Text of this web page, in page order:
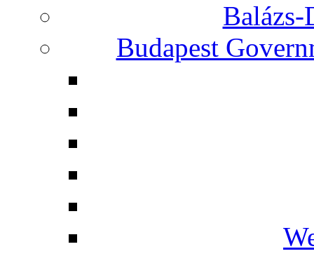
Budapest